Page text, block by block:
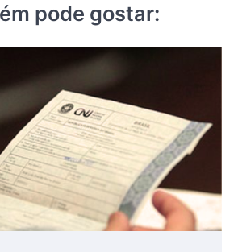
pode gostar: